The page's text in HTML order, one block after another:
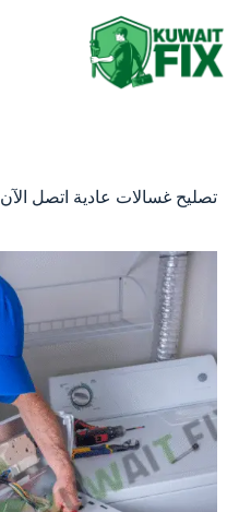
إلى
المحتوى
تصليح غسالات عادية اتصل الآن 50476800